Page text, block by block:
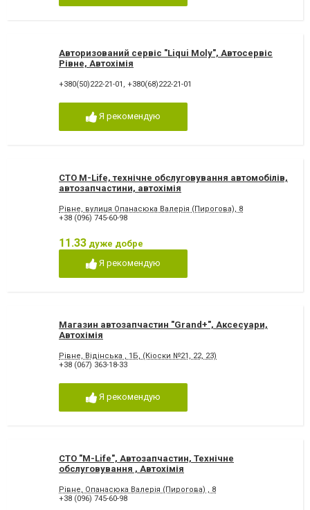
Авторизований сервіс "Liqui Moly", Автосервіс
Рівне, Автохімія
+380(50)222-21-01 , +380(68)222-21-01
Я рекомендую
СТО M-Life, технічне обслуговування автомобілів,
автозапчастини, автохімія
Рівне, вулиця Опанасюка Валерія (Пирогова), 8
+38 (096) 745-60-98
11.33 дуже добре
Я рекомендую
Магазин автозапчастин "Grand+", Аксесуари,
Автохімія
Рівне, Відінська , 1Б, (Кіоски №21, 22, 23)
+38 (067) 363-18-33
Я рекомендую
СТО "M-Life", Автозапчастин, Технічне
обслуговування , Автохімія
Рівне, Опанасюка Валерія (Пирогова) , 8
+38 (096) 745-60-98